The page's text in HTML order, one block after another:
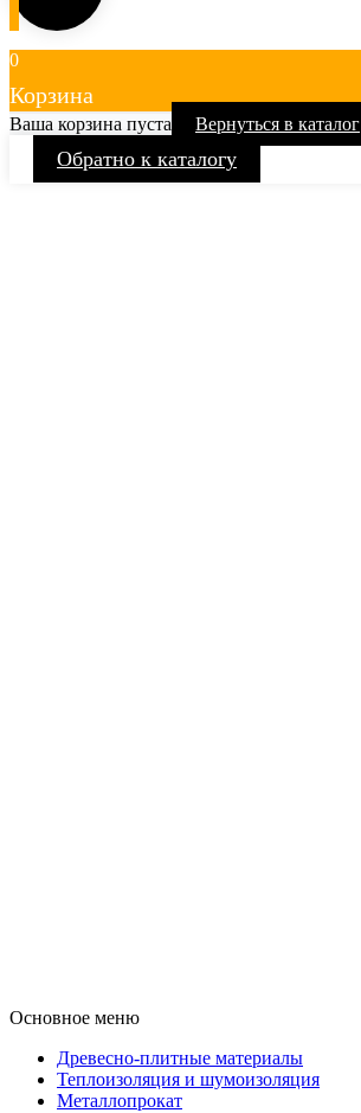
0
Корзина
Ваша корзина пуста Вернуться в каталог
Обратно к каталогу
Основное меню
Древесно-плитные материалы
Теплоизоляция и шумоизоляция
Металлопрокат